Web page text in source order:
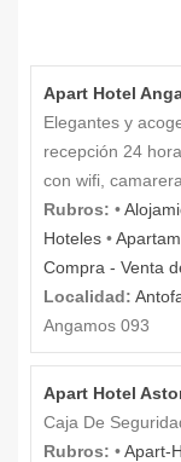
Apart Hotel
Elegantes y
recepción 24
con wifi,
Rubros: •
Hoteles •
Compra - Venta
Localidad:
Angamos 093
Apart Hotel
Caja De
Rubros: •Apart-